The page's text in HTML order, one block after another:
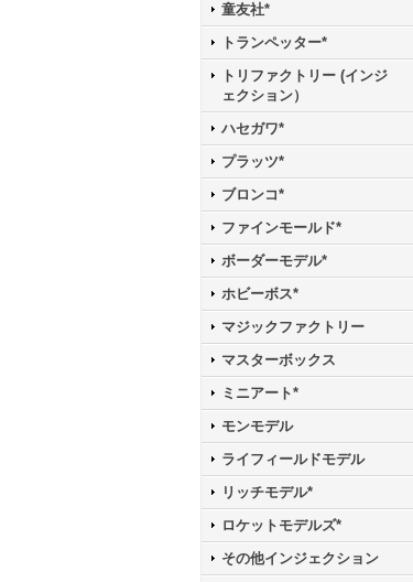
童友社*
トランペッター*
トリファクトリー (インジ
ェクション）
ハセガワ*
プラッツ*
ブロンコ*
ファインモールド*
ボーダーモデル*
ホビーボス*
マジックファクトリー
マスターボックス
ミニアート*
モンモデル
ライフィールドモデル
リッチモデル*
ロケットモデルズ*
その他インジェクション